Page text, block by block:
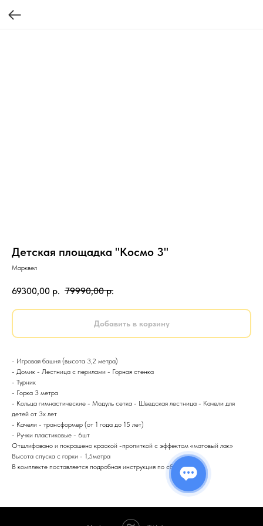
Детская площадка "Космо 3"
Марквел
69300,00 р. 79990,00 р.
Добавить в корзину
- Игровая башня (высота 3,2 метра)
- Домик - Лестница с перилами - Горная стенка
- Турник
- Горка 3 метра
- Кольца гимнастические - Модуль сетка - Шведская лестница - Качели для
детей от 3х лет
- Качели - трансформер (от 1 года до 15 лет)
- Ручки пластиковые - 6шт
Отшлифовано и покрашено краской -пропиткой с эффектом «матовый лак»
Высота спуска с горки - 1,5метра
В комплекте поставляется подробная инструкция по сборке